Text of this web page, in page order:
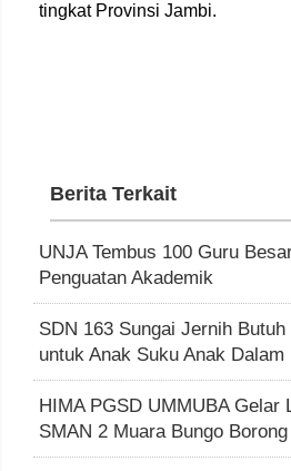
tingkat Provinsi Jambi.
Berita Terkait
UNJA Tembus 100 Guru
Penguatan Akademik
SDN 163 Sungai Jernih
untuk Anak Suku Anak Dalam
HIMA PGSD UMMUBA Gelar
SMAN 2 Muara Bungo